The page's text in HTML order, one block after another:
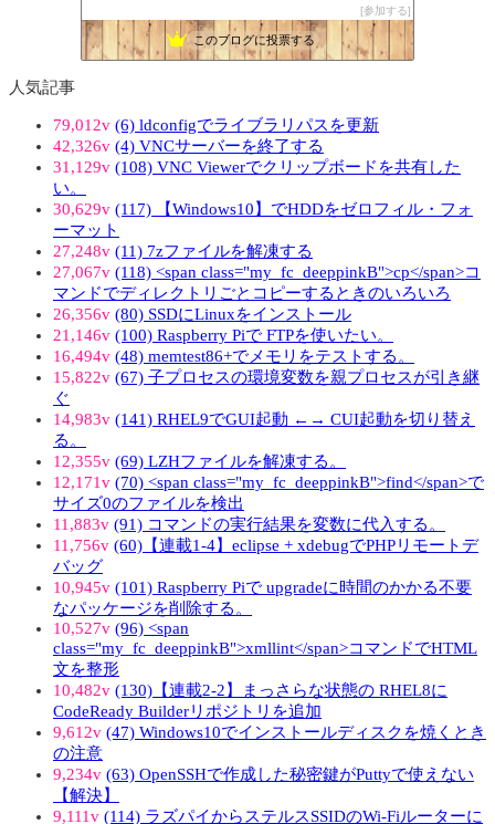
参加する
このブログに投票する
人気記事
79,012v (6) ldconfigでライブラリパスを更新
42,326v (4) VNCサーバーを終了する
31,129v (108) VNC Viewerでクリップボードを共有した
い。
30,629v (117) 【Windows10】でHDDをゼロフィル・フォ
ーマット
27,248v (11) 7zファイルを解凍する
27,067v (118) <span class="my_fc_deeppinkB">cp</span>コ
マンドでディレクトリごとコピーするときのいろいろ
26,356v (80) SSDにLinuxをインストール
21,146v (100) Raspberry Piで FTPを使いたい。
16,494v (48) memtest86+でメモリをテストする。
15,822v (67) 子プロセスの環境変数を親プロセスが引き継
ぐ
14,983v (141) RHEL9でGUI起動 ←→ CUI起動を切り替え
る。
12,355v (69) LZHファイルを解凍する。
12,171v (70) <span class="my_fc_deeppinkB">find</span>で
サイズ0のファイルを検出
11,883v (91) コマンドの実行結果を変数に代入する。
11,756v (60)【連載1-4】eclipse + xdebugでPHPリモートデ
バッグ
10,945v (101) Raspberry Piで upgradeに時間のかかる不要
なパッケージを削除する。
10,527v (96) <span
class="my_fc_deeppinkB">xmllint</span>コマンドでHTML
文を整形
10,482v (130)【連載2-2】まっさらな状態の RHEL8に
CodeReady Builderリポジトリを追加
9,612v (47) Windows10でインストールディスクを焼くとき
の注意
9,234v (63) OpenSSHで作成した秘密鍵がPuttyで使えない
【解決】
9,111v (114) ラズパイからステルスSSIDのWi-Fiルーターに